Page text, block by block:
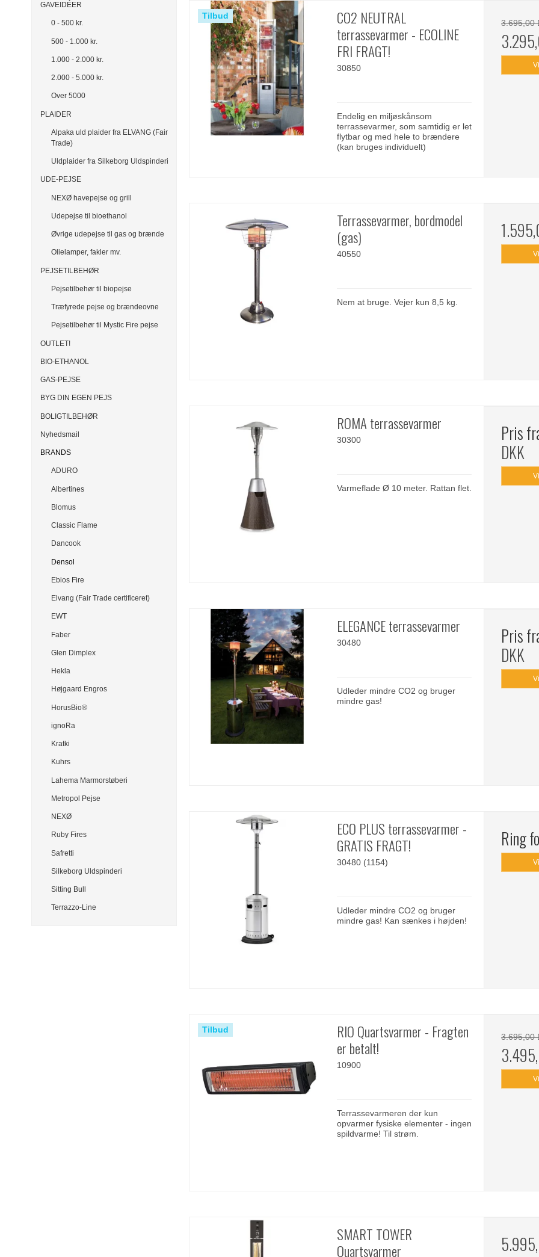
GAVEIDÉER
0 - 500 kr.
500 - 1.000 kr.
1.000 - 2.000 kr.
2.000 - 5.000 kr.
Over 5000
PLAIDER
Alpaka uld plaider fra ELVANG (Fair
Trade)
Uldplaider fra Silkeborg Uldspinderi
UDE-PEJSE
NEXØ havepejse og grill
Udepejse til bioethanol
Øvrige udepejse til gas og brænde
Olielamper, fakler mv.
PEJSETILBEHØR
Pejsetilbehør til biopejse
Træfyrede pejse og brændeovne
Pejsetilbehør til Mystic Fire pejse
OUTLET!
BIO-ETHANOL
GAS-PEJSE
BYG DIN EGEN PEJS
BOLIGTILBEHØR
Nyhedsmail
BRANDS
ADURO
Albertines
Blomus
Classic Flame
Dancook
Densol
Ebios Fire
Elvang (Fair Trade certificeret)
EWT
Faber
Glen Dimplex
Hekla
Højgaard Engros
HorusBio®
ignoRa
Kratki
Kuhrs
Lahema Marmorstøberi
Metropol Pejse
NEXØ
Ruby Fires
Safretti
Silkeborg Uldspinderi
Sitting Bull
Terrazzo-Line
Tilbud
CO2 NEUTRAL
terrassevarmer - ECOLINE
FRI FRAGT!
30850
Endelig en miljøskånsom
terrassevarmer, som samtidig er let
flytbar og med hele to brændere
(kan bruges individuelt)
3.695,00
Terrassevarmer, bordmodel
(gas)
40550
Nem at bruge. Vejer kun 8,5 kg.
ROMA terrassevarmer
30300
Varmeflade Ø 10 meter. Rattan flet.
Pris
DKK
ELEGANCE terrassevarmer
30480
Udleder mindre CO2 og bruger
mindre gas!
Pris
DKK
ECO PLUS terrassevarmer -
GRATIS FRAGT!
30480 (1154)
Udleder mindre CO2 og bruger
mindre gas! Kan sænkes i højden!
Ring
Tilbud
RIO Quartsvarmer - Fragten
er betalt!
10900
Terrassevarmeren der kun
opvarmer fysiske elementer - ingen
spildvarme! Til strøm.
3.695,00
SMART TOWER
Quartsvarmer